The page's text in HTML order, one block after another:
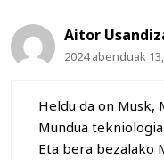
Aitor
2024 abenduak
Heldu da on Musk,
Mundua
Eta bera bezalako